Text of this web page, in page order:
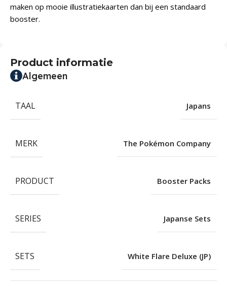
maken op mooie illustratiekaarten dan bij een standaard
booster.
Product informatie
Algemeen
TAAL Japans
MERK The Pokémon Company
PRODUCT Booster Packs
SERIES Japanse Sets
SETS White Flare Deluxe (JP)